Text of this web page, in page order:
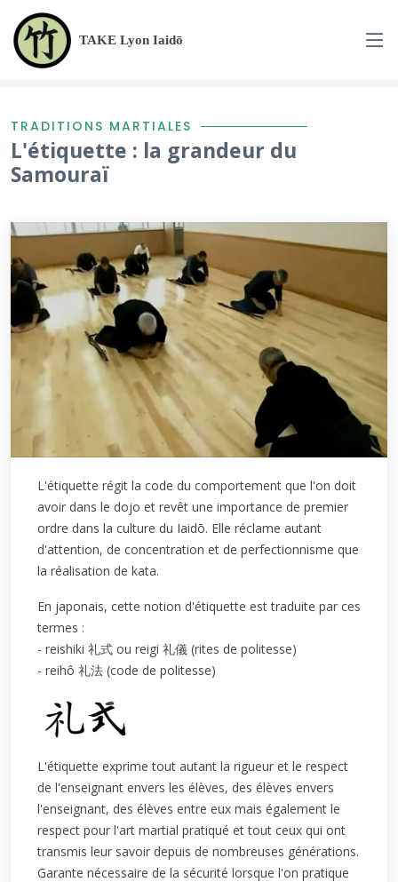
TAKE Lyon Iaidō
TRADITIONS MARTIALES
L'étiquette : la grandeur du
Samouraï
L'étiquette régit la code du comportement que l'on doit
avoir dans le dojo et revêt une importance de premier
ordre dans la culture du Iaidō. Elle réclame autant
d'attention, de concentration et de perfectionnisme que
la réalisation de kata.
En japonais, cette notion d'étiquette est traduite par ces
termes :
- reishiki 礼式 ou reigi 礼儀 (rites de politesse)
- reihô 礼法 (code de politesse)
L'étiquette exprime tout autant la rigueur et le respect
de l'enseignant envers les élèves, des élèves envers
l'enseignant, des élèves entre eux mais également le
respect pour l'art martial pratiqué et tout ceux qui ont
transmis leur savoir depuis de nombreuses générations.
Garante nécessaire de la sécurité lorsque l'on pratique